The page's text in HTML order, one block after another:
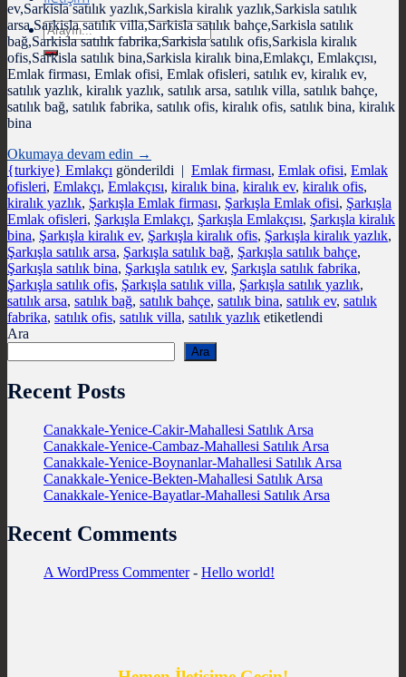
Search
for:
ev,Sarkisla satılık yazlık,Sarkisla kiralık yazlık,Sarkisla satılık
arsa,Sarkisla satılık villa,Sarkisla satılık bahçe,Sarkisla satılık
bağ,Sarkisla satılık fabrika,Sarkisla satılık ofis,Sarkisla kiralık
ofis,Sarkisla satılık bina,Sarkisla kiralık bina,Emlakçı, Emlakçısı,
Emlak firması, Emlak ofisi, Emlak ofisleri, satılık ev, kiralık ev,
satılık yazlık, kiralık yazlık, satılık arsa, satılık villa, satılık bahçe,
satılık bağ, satılık fabrika, satılık ofis, kiralık ofis, satılık bina, kiralık
bina
Okumaya devam edin →
{turkiye} Emlakçı gönderildi | Emlak firması, Emlak ofisi, Emlak
ofisleri, Emlakçı, Emlakçısı, kiralık bina, kiralık ev, kiralık ofis,
kiralık yazlık, Şarkışla Emlak firması, Şarkışla Emlak ofisi, Şarkışla
Emlak ofisleri, Şarkışla Emlakçı, Şarkışla Emlakçısı, Şarkışla kiralık
bina, Şarkışla kiralık ev, Şarkışla kiralık ofis, Şarkışla kiralık yazlık,
Şarkışla satılık arsa, Şarkışla satılık bağ, Şarkışla satılık bahçe,
Şarkışla satılık bina, Şarkışla satılık ev, Şarkışla satılık fabrika,
Şarkışla satılık ofis, Şarkışla satılık villa, Şarkışla satılık yazlık,
satılık arsa, satılık bağ, satılık bahçe, satılık bina, satılık ev, satılık
fabrika, satılık ofis, satılık villa, satılık yazlık etiketlendi
Ara
Ara
Recent Posts
Canakkale-Yenice-Cakir-Mahallesi Satılık Arsa
Canakkale-Yenice-Cambaz-Mahallesi Satılık Arsa
Canakkale-Yenice-Boynanlar-Mahallesi Satılık Arsa
Canakkale-Yenice-Bekten-Mahallesi Satılık Arsa
Canakkale-Yenice-Bayatlar-Mahallesi Satılık Arsa
Recent Comments
A WordPress Commenter- Hello world!